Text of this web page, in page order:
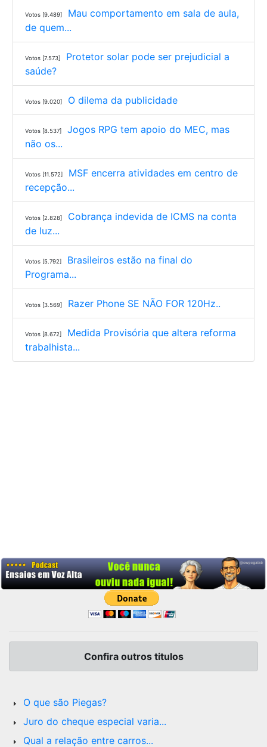
Votos [9.489]
Mau comportamento em sala de aula,
de quem...
Votos [7.573]
Protetor solar pode ser prejudicial a
saúde?
Votos [9.020] O dilema da publicidade
Votos [8.537]
Jogos RPG tem apoio do MEC, mas
não os...
Votos [11.572]
MSF encerra atividades em centro de
recepção...
Votos [2.828]
Cobrança indevida de ICMS na conta
de luz...
Votos [5.792]
Brasileiros estão na final do
Programa...
Votos [3.569] Razer Phone SE NÃO FOR 120Hz..
Votos [8.672]
Medida Provisória que altera reforma
trabalhista...
Confira outros titulos
O que são Piegas?
Juro do cheque especial varia...
Qual a relação entre carros...